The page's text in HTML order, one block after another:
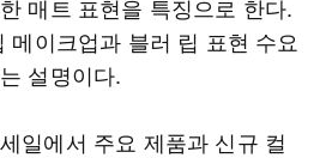
매트 표현을 특징으로 한다.
메이크업과 블러 립 표현 수요
설명이다.
일에서 주요 제품과 신규 컬